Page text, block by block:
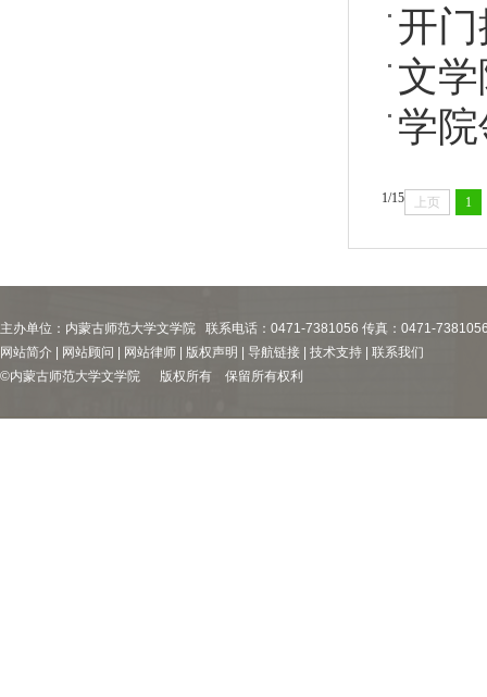
开
文
学
1/15 上页 1
主办单位：内蒙古师范大学文学院 联系电话：0471-7381056 传真：0471-
网站简介 | 网站顾问 | 网站律师 | 版权声明 | 导航链接 | 技术支持 | 联系我们
©内蒙古师范大学文学院 版权所有 保留所有权利